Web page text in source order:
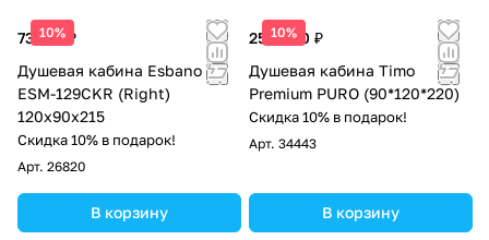
10%
73 313 ₽
Душевая кабина Esbano
ESM-129CKR (Right)
120х90х215
Скидка 10% в подарок!
Арт. 26820
В корзину
10%
256 800 ₽
Душевая кабина Timo
Premium PURO (90*120*220)
Скидка 10% в подарок!
Арт. 34443
В корзину